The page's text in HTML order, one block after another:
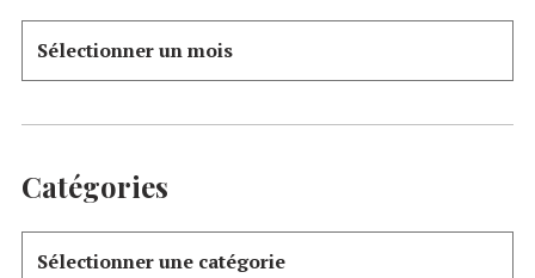
Catégories